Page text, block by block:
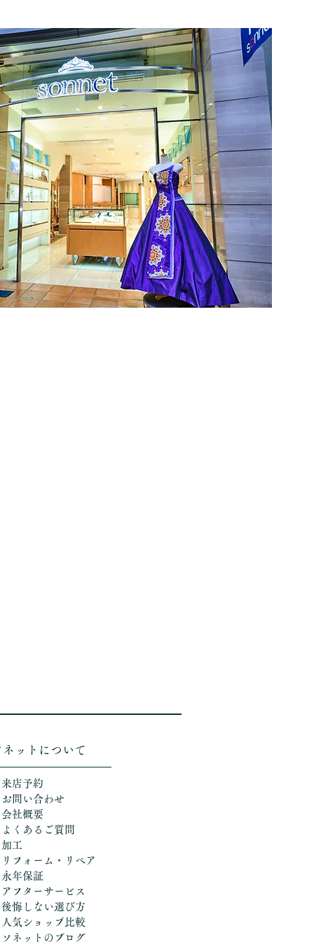
ネットについて
来店予約
お問い合わせ
会社概要
よくあるご質問
加工
＞リフォーム・リペア
永年保証
アフターサービス
後悔しない選び方
人気ショップ比較
ソネットのブログ